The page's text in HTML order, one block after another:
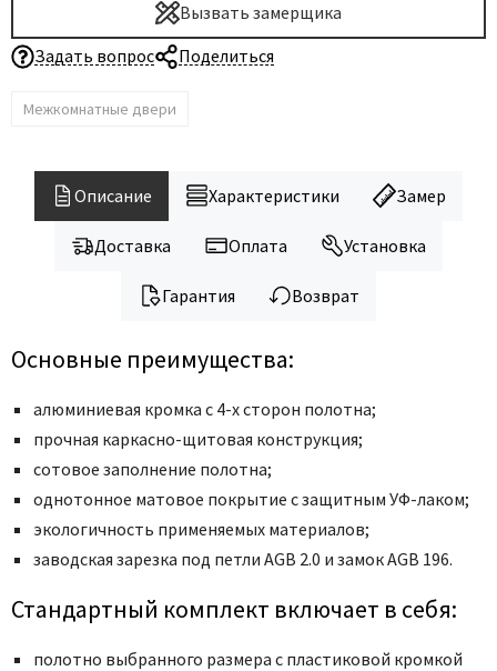
HSU
Kapelli
Krona Koblenz
Legend
Line Doors
Milyana
Morelli
Ofram
Optima Porte
Oro - Oro
Philips
Porta Di Parma
Porte Vista
Вызвать замерщика
Задать вопрос
Поделиться
Межкомнатные двери
Описание Характеристики Замер
Доставка Оплата Установка
Гарантия Возврат
Основные преимущества:
алюминиевая кромка с 4-х сторон полотна;
прочная каркасно-щитовая конструкция;
сотовое заполнение полотна;
однотонное матовое покрытие с защитным УФ-лаком;
экологичность применяемых материалов;
заводская зарезка под петли AGB 2.0 и замок AGB 196.
Стандартный комплект включает в себя:
полотно выбранного размера с пластиковой кромкой